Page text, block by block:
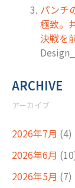
パンチ
極致。
決戦を
ARCHIVE
アーカイブ
2026年7月 (4)
2026年6月
2026年5月 (7)